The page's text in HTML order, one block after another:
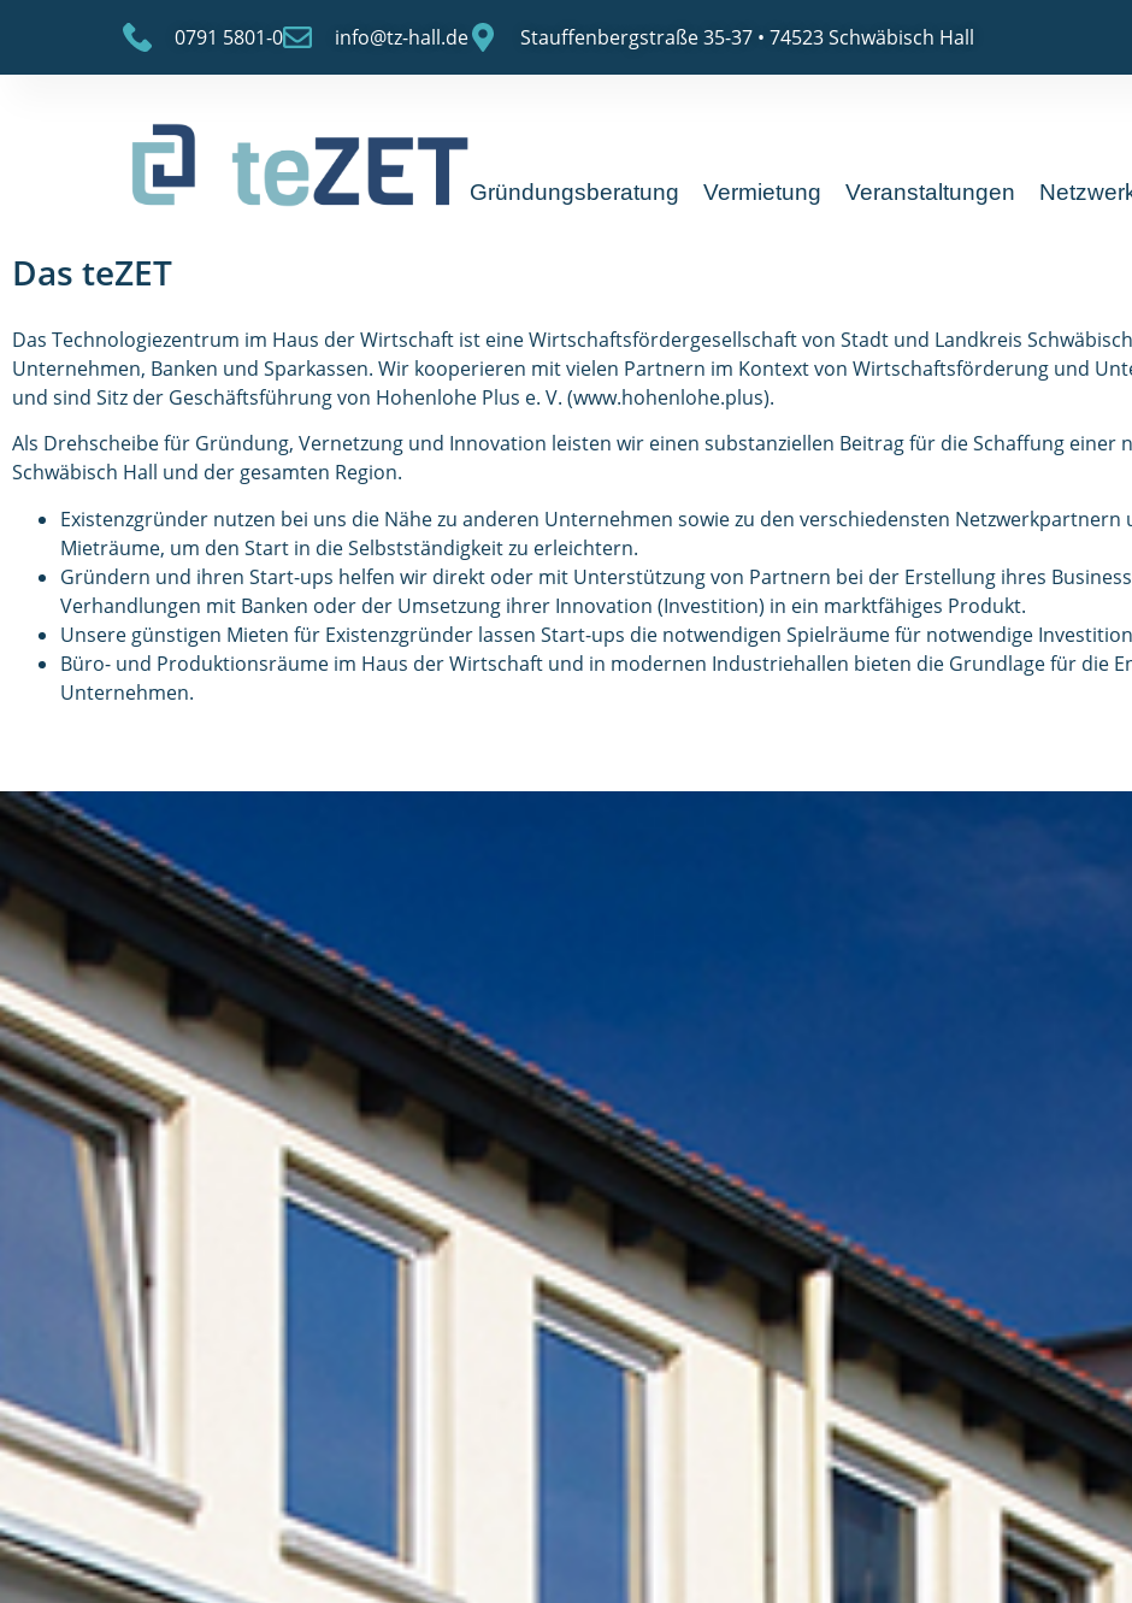
0791 5801-0 info@tz-hall.de Stauffenbergstraße 35-37 • 74523 Schwäbisch Hall
Gründungsberatung Vermietung Veranstaltungen
Das teZET
Das Technologiezentrum im Haus der Wirtschaft ist eine Wirtschaftsfördergesellschaft von Stadt und Landkreis
Unternehmen, Banken und Sparkassen. Wir kooperieren mit vielen Partnern im Kontext von Wirtschaftsförderung und
und sind Sitz der Geschäftsführung von Hohenlohe Plus e. V. (www.hohenlohe.plus).
Als Drehscheibe für Gründung, Vernetzung und Innovation leisten wir einen substanziellen Beitrag für die Schaffung einer
Schwäbisch Hall und der gesamten Region.
Existenzgründer nutzen bei uns die Nähe zu anderen Unternehmen sowie zu den verschiedensten Netzwerkpartnern
Mieträume, um den Start in die Selbstständigkeit zu erleichtern.
Gründern und ihren Start-ups helfen wir direkt oder mit Unterstützung von Partnern bei der Erstellung ihres
Verhandlungen mit Banken oder der Umsetzung ihrer Innovation (Investition) in ein marktfähiges Produkt.
Unsere günstigen Mieten für Existenzgründer lassen Start-ups die notwendigen Spielräume für notwendige
Büro- und Produktionsräume im Haus der Wirtschaft und in modernen Industriehallen bieten die Grundlage für die
Unternehmen.